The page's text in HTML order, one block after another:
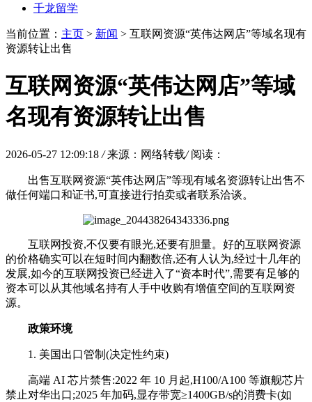
千龙留学
当前位置： 主页 > 新闻 > 互联网资源“英伟达网店”等域名现有
资源转让出售
互联网资源“英伟达网店”等域
名现有资源转让出售
2026-05-27 12:09:18 / 来源：网络转载/ 阅读：
出售互联网资源“英伟达网店”等现有域名资源转让出售不
做任何端口和证书,可直接进行拍卖或者联系洽谈。
互联网投资,不仅要有眼光,还要有胆量。好的互联网资源
的价格确实可以在短时间内翻数倍,还有人认为,经过十几年的
发展,如今的互联网投资已经进入了“资本时代”,需要有足够的
资本可以从其他域名持有人手中收购有增值空间的互联网资
源。
政策环境
1. 美国出口管制(决定性约束)
高端 AI 芯片禁售:2022 年 10 月起,H100/A100 等旗舰芯片
禁止对华出口;2025 年加码,显存带宽≥1400GB/s的消费卡(如